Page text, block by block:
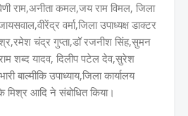
राम,अनीता कमल,जय राम विमल, जिला
वर्मा,जिला उपाध्यक्ष डाक्टर
चंद्र गुप्ता,डॉ रजनीश सिंह,सुमन
राम शब्द यादव, दिलीप पटेल देव,सुरेश
बाल्मीकि उपाध्याय,जिला कार्यालय
मिश्र आदि ने संबोधित किया।